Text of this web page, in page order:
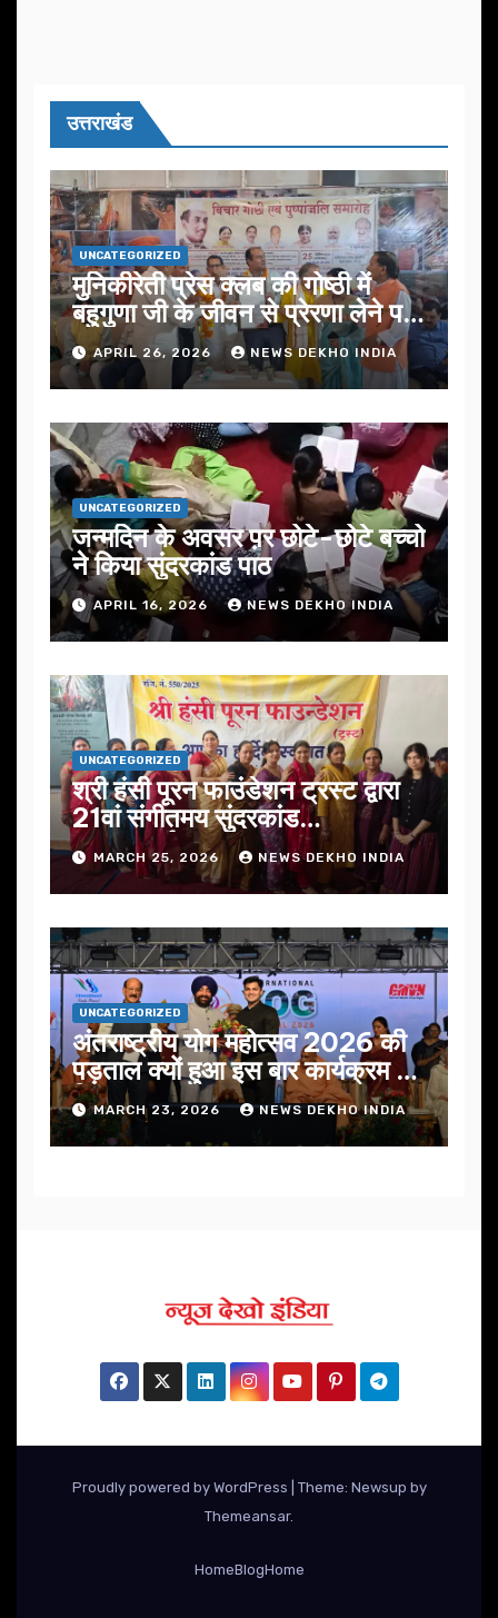
उत्तराखंड
UNCATEGORIZED
मुनिकीरेती प्रेस क्लब की गोष्ठी में
बहुगुणा जी के जीवन से प्रेरणा लेने पर
जोरAPRIL 26, 2026 NEWS DEKHO INDIA
UNCATEGORIZED
जन्मदिन के अवसर प़र छोटे-छोटे बच्चो
ने किया सुंदरकांड पाठ
APRIL 16, 2026 NEWS DEKHO INDIA
UNCATEGORIZED
श्री हंसी पूरन फाउंडेशन ट्रस्ट द्वारा
21वां संगीतमय सुंदरकांड
सफलतापूर्वक संपन्न
MARCH 25, 2026 NEWS DEKHO INDIA
UNCATEGORIZED
अंतराष्ट्रीय योग महोत्सव 2026 की
पड़ताल क्यों हुआ इस बार कार्यक्रम में
निखार
MARCH 23, 2026 NEWS DEKHO INDIA
Proudly powered by WordPress
Theme: Newsup by
Themeansar.
HomeBlogHome